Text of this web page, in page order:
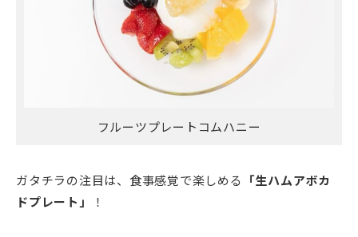
フルーツプレートコムハニー
ガタチラの注目は、食事感覚で楽しめる
「生ハムアボカ
ドプレート」
！